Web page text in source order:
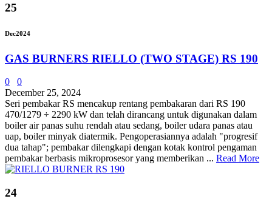
25
Dec2024
GAS BURNERS RIELLO (TWO STAGE) RS 190
0
0
December 25, 2024
Seri pembakar RS mencakup rentang pembakaran dari RS 190
470/1279 ÷ 2290 kW dan telah dirancang untuk digunakan dalam
boiler air panas suhu rendah atau sedang, boiler udara panas atau
uap, boiler minyak diatermik. Pengoperasiannya adalah "progresif
dua tahap"; pembakar dilengkapi dengan kotak kontrol pengaman
pembakar berbasis mikroprosesor yang memberikan ... Read More
24